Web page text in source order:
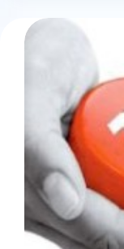
podatku
Ósmy
Kolor
Tęczy